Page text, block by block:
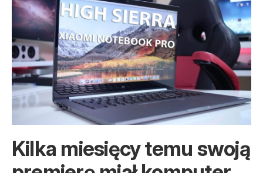
Kilka miesięcy temu swoją